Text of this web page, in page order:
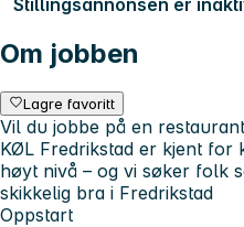
Om jobben
Lagre favoritt
Vil du jobbe på en
KØL Fredrikstad er kjent for
høyt nivå – og vi søker folk
skikkelig bra i Fredrikstad
Oppstart